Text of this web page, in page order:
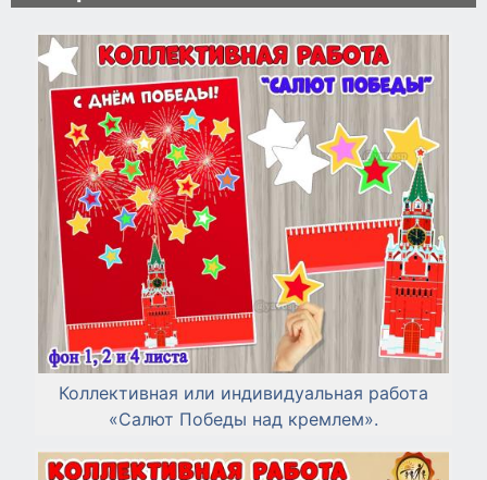
Коллективная или индивидуальная работа
«Салют Победы над кремлем».